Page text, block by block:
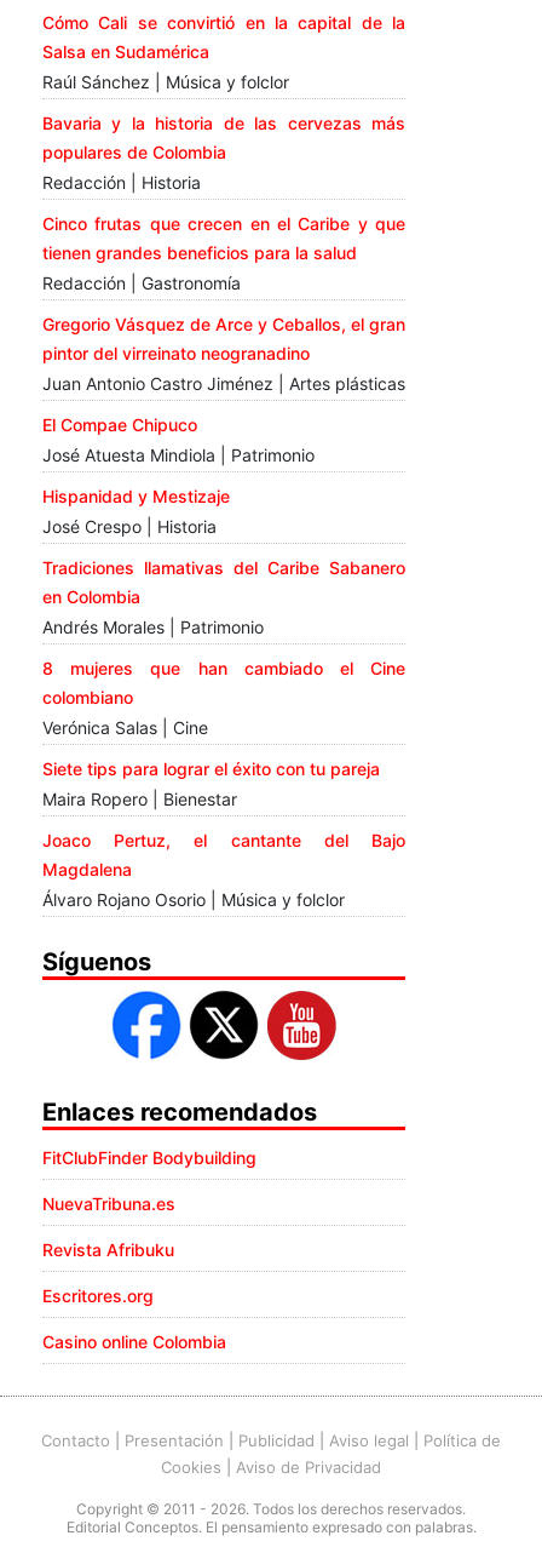
Cómo Cali se convirtió en la capital de la
Salsa en Sudamérica
Raúl Sánchez | Música y folclor
Bavaria y la historia de las cervezas más
populares de Colombia
Redacción | Historia
Cinco frutas que crecen en el Caribe y que
tienen grandes beneficios para la salud
Redacción | Gastronomía
Gregorio Vásquez de Arce y Ceballos, el gran
pintor del virreinato neogranadino
Juan Antonio Castro Jiménez | Artes plásticas
El Compae Chipuco
José Atuesta Mindiola | Patrimonio
Hispanidad y Mestizaje
José Crespo | Historia
Tradiciones llamativas del Caribe Sabanero
en Colombia
Andrés Morales | Patrimonio
8 mujeres que han cambiado el Cine
colombiano
Verónica Salas | Cine
Siete tips para lograr el éxito con tu pareja
Maira Ropero | Bienestar
Joaco Pertuz, el cantante del Bajo
Magdalena
Álvaro Rojano Osorio | Música y folclor
Síguenos
Enlaces recomendados
FitClubFinder Bodybuilding
NuevaTribuna.es
Revista Afribuku
Escritores.org
Casino online Colombia
Contacto Presentación Publicidad Aviso legal
Política de
Cookies
Aviso de Privacidad
Copyright © 2011 - 2026. Todos los derechos reservados.
Editorial Conceptos. El pensamiento expresado con palabras.